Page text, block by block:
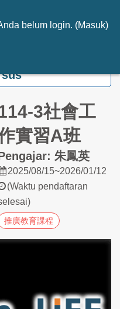
belum login. (Masuk)
3社會工
實習A班
朱鳳英
2025/08/15~2026/01/12
(Waktu pendaftaran
推廣教育課程